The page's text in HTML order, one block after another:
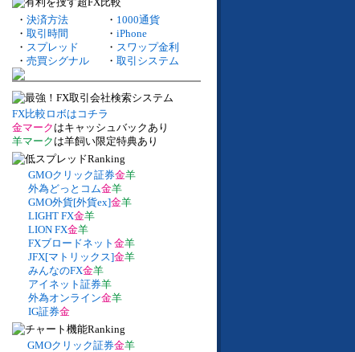
・ 決済方法 ・ 1000通貨
・ 取引時間 ・ iPhone
・ スプレッド ・ スワップ金利
・ 売買シグナル ・ 取引システム
FX比較ロボはコチラ
金マーク はキャッシュバックあり
羊マーク は羊飼い限定特典あり
GMOクリック証券金羊
外為どっとコム金羊
GMO外貨[外貨ex]金羊
LIGHT FX金羊
LION FX金羊
FXブロードネット 金羊
JFX[マトリックス]金羊
みんなのFX金羊
アイネット証券羊
外為オンライン金羊
IG証券金
GMOクリック証券金羊